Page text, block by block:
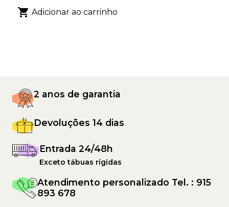
 Adicionar ao carrinho
2 anos de garantia
Devoluções 14 dias
Entrada 24/48h
Exceto tábuas rígidas
Atendimento personalizado Tel. : 915
893 678